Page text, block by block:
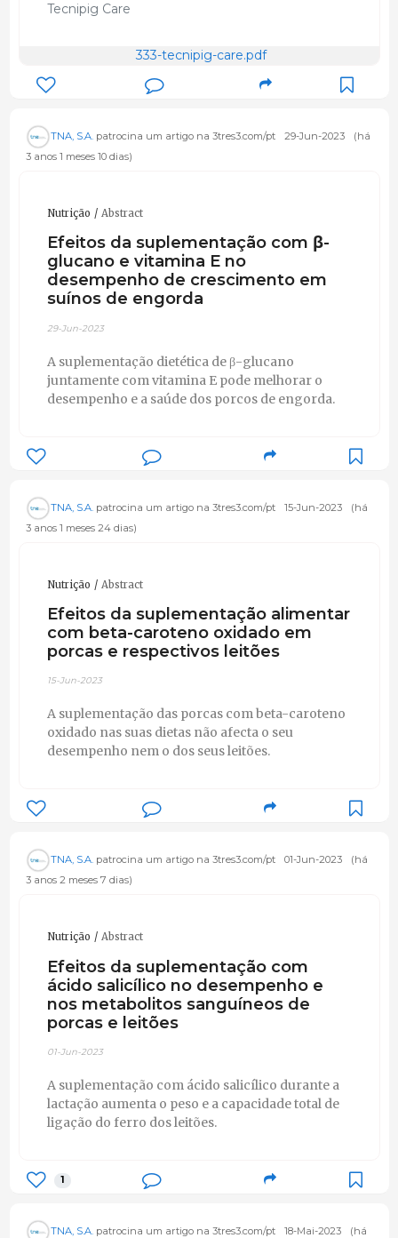
relação que apelidamos de ÚNICOS NUM NEGÓCIO
Tecnipig Care
333-tecnipig-care.pdf
TNA, S.A. patrocina um artigo na 3tres3.com/pt 29-Jun-2023
(há
3 anos 1 meses 10 dias)
Nutrição Abstract
Efeitos da suplementação com β-
glucano e vitamina E no
desempenho de crescimento em
suínos de engorda
29-Jun-2023
A suplementação dietética de β-glucano
juntamente com vitamina E pode melhorar o
desempenho e a saúde dos porcos de engorda.
TNA, S.A. patrocina um artigo na 3tres3.com/pt 15-Jun-2023
(há
3 anos 1 meses 24 dias)
Nutrição Abstract
Efeitos da suplementação alimentar
com beta-caroteno oxidado em
porcas e respectivos leitões
15-Jun-2023
A suplementação das porcas com beta-caroteno
oxidado nas suas dietas não afecta o seu
desempenho nem o dos seus leitões.
TNA, S.A.patrocina um artigo na 3tres3.com/pt 01-Jun-2023
(há
3 anos 2 meses 7 dias)
Nutrição Abstract
Efeitos da suplementação com
ácido salicílico no desempenho e
nos metabolitos sanguíneos de
porcas e leitões
01-Jun-2023
A suplementação com ácido salicílico durante a
lactação aumenta o peso e a capacidade total de
ligação do ferro dos leitões.
1
TNA, S.A.patrocina um artigo na 3tres3.com/pt 18-Mai-2023
(há